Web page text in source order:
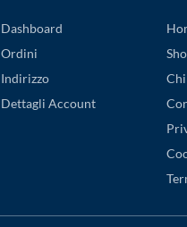
Dashboard
Ordini
Indirizzo
Dettagli Account